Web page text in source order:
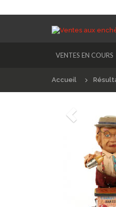
VENTES EN COURS
Accueil